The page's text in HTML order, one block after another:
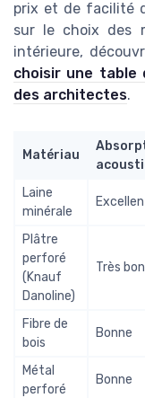
prix et de facilité
sur le choix des
intérieure,
choisir une table
des architectes.
Matériau
Laine
minérale
Plâtre
perforé
(Knauf
Danoline)
Très
Fibre de
bois
Bonne
Métal
perforé
Bonne